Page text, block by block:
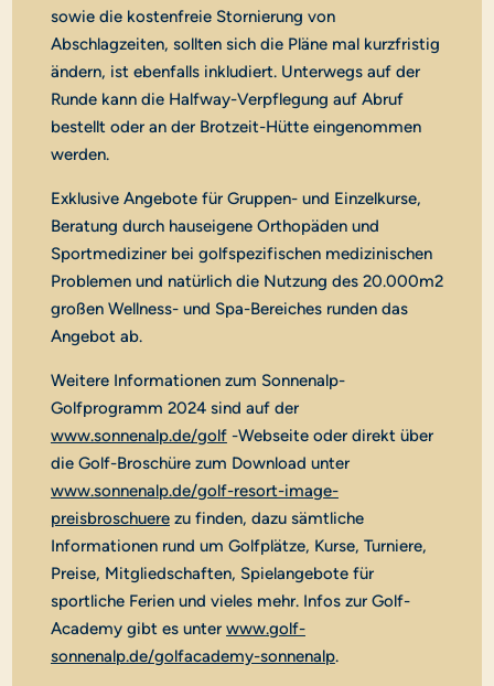
sowie die kostenfreie Stornierung von
Abschlagzeiten, sollten sich die Pläne mal kurzfristig
ändern, ist ebenfalls inkludiert. Unterwegs auf der
Runde kann die Halfway-Verpflegung auf Abruf
bestellt oder an der Brotzeit-Hütte eingenommen
werden.
Exklusive Angebote für Gruppen- und Einzelkurse,
Beratung durch hauseigene Orthopäden und
Sportmediziner bei golfspezifischen medizinischen
Problemen und natürlich die Nutzung des 20.000m2
großen Wellness- und Spa-Bereiches runden das
Angebot ab.
Weitere Informationen zum Sonnenalp-
Golfprogramm 2024 sind auf der
www.sonnenalp.de/golf-Webseite oder direkt über
die Golf-Broschüre zum Download unter
www.sonnenalp.de/golf-resort-image-
preisbroschuerezu finden, dazu sämtliche
Informationen rund um Golfplätze, Kurse, Turniere,
Preise, Mitgliedschaften, Spielangebote für
sportliche Ferien und vieles mehr. Infos zur Golf-
Academy gibt es unter www.golf-
sonnenalp.de/golfacademy-sonnenalp.